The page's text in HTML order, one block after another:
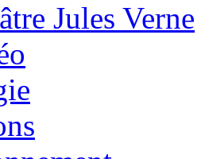
Jules Verne